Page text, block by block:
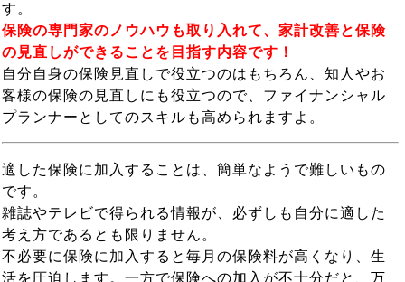
す。
保険の専門家のノウハウも取り入れて、家計改善と保険
の見直しができることを目指す内容です！
自分自身の保険見直しで役立つのはもちろん、知人やお
客様の保険の見直しにも役立つので、ファイナンシャル
プランナーとしてのスキルも高められますよ。
適した保険に加入することは、簡単なようで難しいもの
です。
雑誌やテレビで得られる情報が、必ずしも自分に適した
考え方であるとも限りません。
不必要に保険に加入すると毎月の保険料が高くなり、生
活を圧迫します。一方で保険への加入が不十分だと、万